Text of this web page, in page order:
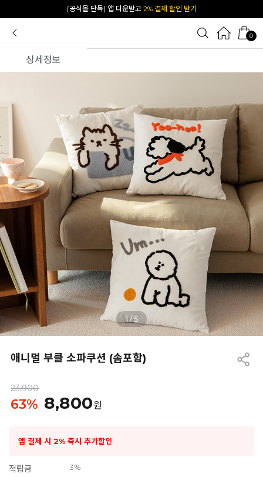
[공식몰 단독] 앱 다운받고 2% 결제 할인 받기
0
상세정보
1/5
애니멀 부클 소파쿠션 (솜포함)
23,900
63% 8,800원
앱 결제 시 2% 즉시 추가할인
적립금 3%